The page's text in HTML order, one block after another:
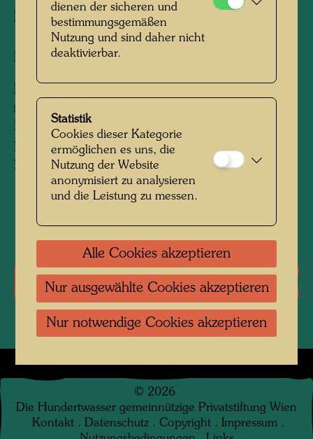
KOLUMBUS REGENTAG IN INDIEN
Piktogramm
Pictogram drawn for silk screen 687 A, sheet
no. 6 of the portfolio LOOK AT IT ON A
RAINY DAY, used for embossing on the 3,000
prints of the edition and for the wooden
portfolio box
Literatur: Monographien
© 2026
Die Hundertwasser gemeinnützige Privatstiftung Wien
Kontakt . Datenschutz . Copyright . Impressum .
dienen der sicheren und
bestimmungsgemäßen
Nutzung und sind daher nicht
deaktivierbar.
Statistik
Cookies dieser Kategorie
ermöglichen es uns, die
Nutzung der Website
anonymisiert zu analysieren
und die Leistung zu messen.
Alle Cookies akzeptieren
Nur ausgewählte Cookies akzeptieren
Nur notwendige Cookies akzeptieren